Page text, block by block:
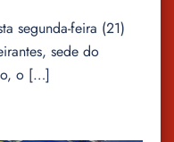
segunda-feira (21)
sede do
o […]